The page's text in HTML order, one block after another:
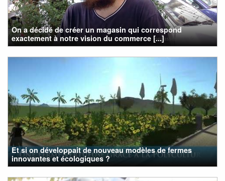
On a décidé de créer un magasin qui correspond
exactement à notre vision du commerce [...]
Et si on développait de nouveau modèles de fermes
innovantes et écologiques ?